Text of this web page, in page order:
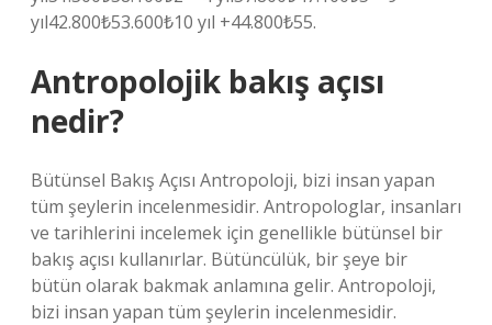
yıl42.800₺53.600₺10 yıl +44.800₺55.
Antropolojik bakış açısı
nedir?
Bütünsel Bakış Açısı Antropoloji, bizi insan yapan
tüm şeylerin incelenmesidir. Antropologlar, insanları
ve tarihlerini incelemek için genellikle bütünsel bir
bakış açısı kullanırlar. Bütüncülük, bir şeye bir
bütün olarak bakmak anlamına gelir. Antropoloji,
bizi insan yapan tüm şeylerin incelenmesidir.